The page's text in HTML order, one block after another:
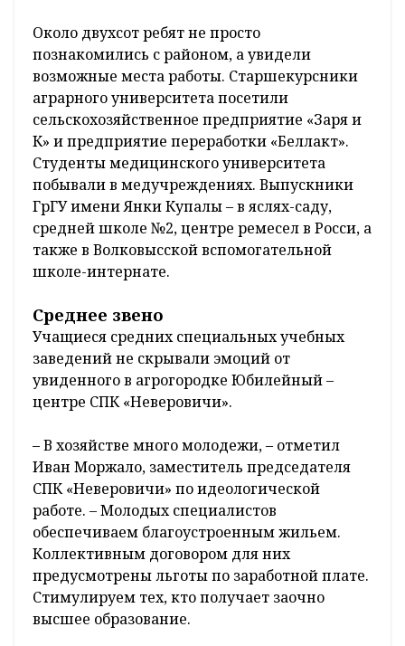
Около двухсот ребят не просто
познакомились с районом, а увидели
возможные места работы. Старшекурсники
аграрного университета посетили
сельскохозяйственное предприятие «Заря и
К» и предприятие переработки «Беллакт».
Студенты медицинского университета
побывали в медучреждениях. Выпускники
ГрГУ имени Янки Купалы – в яслях-саду,
средней школе №2, центре ремесел в Росси, а
также в Волковысской вспомогательной
школе-интернате.
Среднее звено
Учащиеся средних специальных учебных
заведений не скрывали эмоций от
увиденного в агрогородке Юбилейный –
центре СПК «Неверовичи».
– В хозяйстве много молодежи, – отметил
Иван Моржало, заместитель председателя
СПК «Неверовичи» по идеологической
работе. – Молодых специалистов
обеспечиваем благоустроенным жильем.
Коллективным договором для них
предусмотрены льготы по заработной плате.
Стимулируем тех, кто получает заочно
высшее образование.